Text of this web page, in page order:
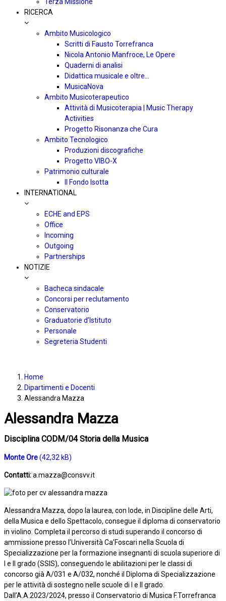
RICERCA
Ambito Musicologico
Scritti di Fausto Torrefranca
Nicola Antonio Manfroce, Le Opere
Quaderni di analisi
Didattica musicale e oltre…
MusicaNova
Ambito Musicoterapeutico
Attività di Musicoterapia | Music Therapy
Activities
Progetto Risonanza che Cura
Ambito Tecnologico
Produzioni discografiche
Progetto VIBO-X
Patrimonio culturale
Il Fondo Isotta
INTERNATIONAL
ECHE and EPS
Office
Incoming
Outgoing
Partnerships
NOTIZIE
Bacheca sindacale
Concorsi per reclutamento
Conservatorio
Graduatorie d’Istituto
Personale
Segreteria Studenti
Home
Dipartimenti e Docenti
Alessandra Mazza
Alessandra Mazza
Disciplina CODM/04 Storia della Musica
Monte Ore
Contatti:a.mazza@consvv.it
Alessandra Mazza, dopo la laurea, con lode, in Discipline delle Arti,
della Musica e dello Spettacolo, consegue il diploma di conservatorio
in violino. Completa il percorso di studi superando il concorso di
ammissione presso l’Università Ca’Foscari nella Scuola di
Specializzazione per la formazione insegnanti di scuola superiore di
I e II grado (SSIS), conseguendo le abilitazioni per le classi di
concorso già A/031 e A/032, nonché il Diploma di Specializzazione
per le attività di sostegno nelle scuole di I e II grado.
Dall’A.A.2023/2024, presso il Conservatorio di Musica F.Torrefranca